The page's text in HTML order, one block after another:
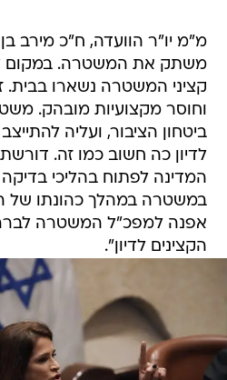
מ"מ יו"ר הוועדה, ח"כ מירב
משתק את המשטרה. במקום
קציני המשטרה נשארו בבית.
וחוסר מקצועיות מובהק.
ביטחון הציבור, ועליה
לדיון כה חשוב כמו זה.
המדינה לפתוח בהליכי בדיקה
במשטרה במהלך כהונתו של
אפנה למפכ"ל המשטרה
הקצינים לדיון".